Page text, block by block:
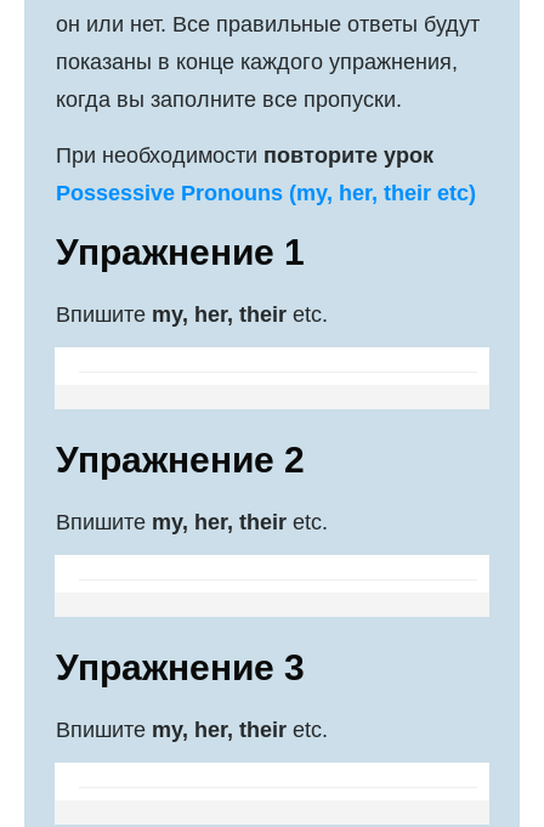
он или нет. Все правильные ответы будут
показаны в конце каждого упражнения,
когда вы заполните все пропуски.
При необходимости повторите урок
Possessive Pronouns (my, her, their etc)
Упражнение 1
Впишите my, her, their etc.
Упражнение 2
Впишите my, her, their etc.
Упражнение 3
Впишите my, her, their etc.